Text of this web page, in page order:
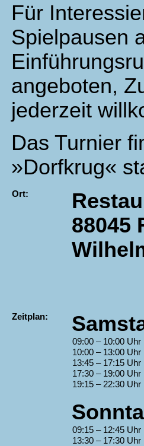
Für
Spielpausen
angeboten,
jederzeit
Das Turnier
»Dorfkrug«
Ort:
88045
Zeitplan:
09:00 – 10:00
10:00 – 13:00
13:45 – 17:15
17:30 – 19:00
19:15 – 22:30
09:15 – 12:45
13:30 – 17:30